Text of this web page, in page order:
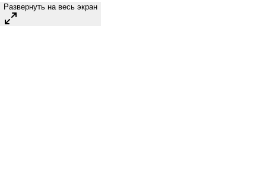
Развернуть на весь экран